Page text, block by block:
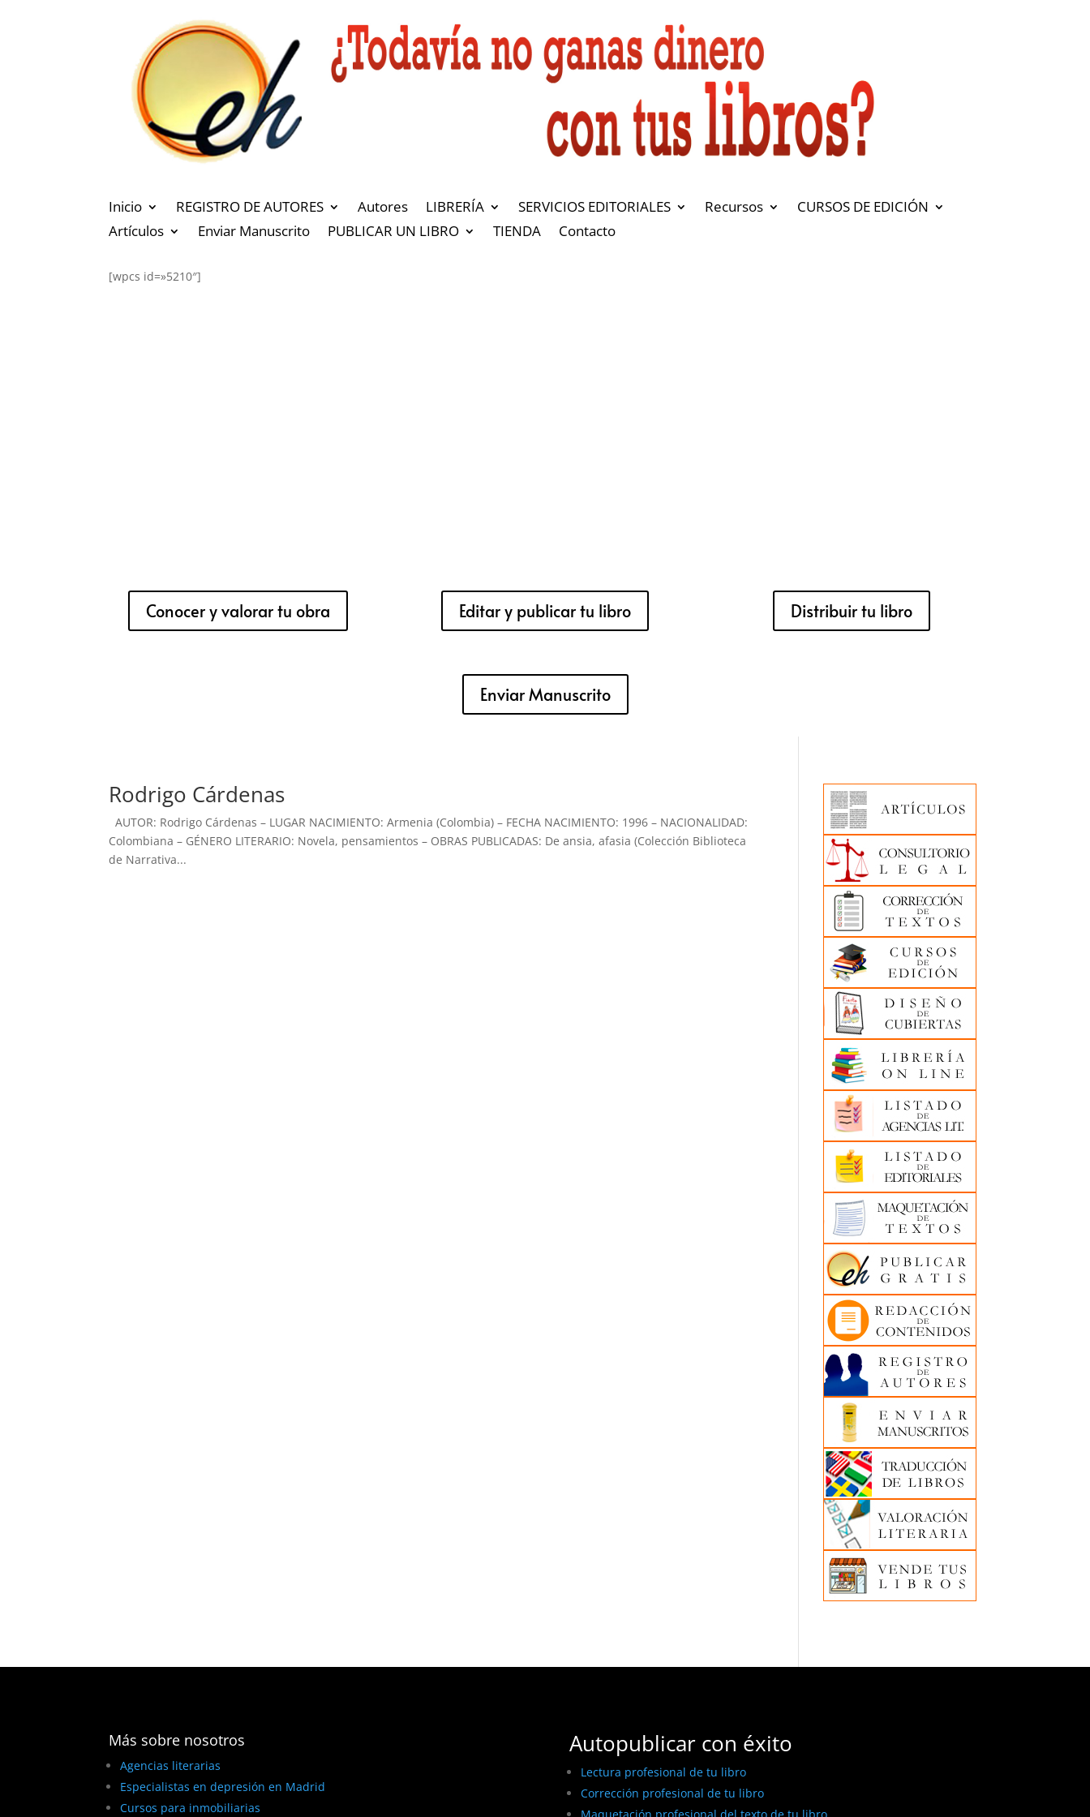
Inicio REGISTRO DE AUTORES Autores LIBRERÍA SERVICIOS EDITORIALES Recursos
CURSOS DE EDICIÓN
Artículos
Enviar Manuscrito PUBLICAR UN LIBRO TIENDA Contacto
[wpcs id=»5210″]
Conocer y valorar tu obra Editar y publicar tu libro Distribuir tu libro
Enviar Manuscrito
Rodrigo Cárdenas
AUTOR: Rodrigo Cárdenas – LUGAR NACIMIENTO: Armenia (Colombia) – FECHA NACIMIENTO: 1996 – NACIONALIDAD:
Colombiana – GÉNERO LITERARIO: Novela, pensamientos – OBRAS PUBLICADAS: De ansia, afasia (Colección Biblioteca
de Narrativa...
Más sobre nosotros
Agencias literarias
Especialistas en depresión en Madrid
Cursos para inmobiliarias
Autopublicar con éxito
Lectura profesional de tu libro
Corrección profesional de tu libro